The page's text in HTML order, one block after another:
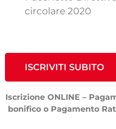
circolare 2020
ISCRIVITI SUBITO
Iscrizione ONLINE –
bonifico o Pagamento